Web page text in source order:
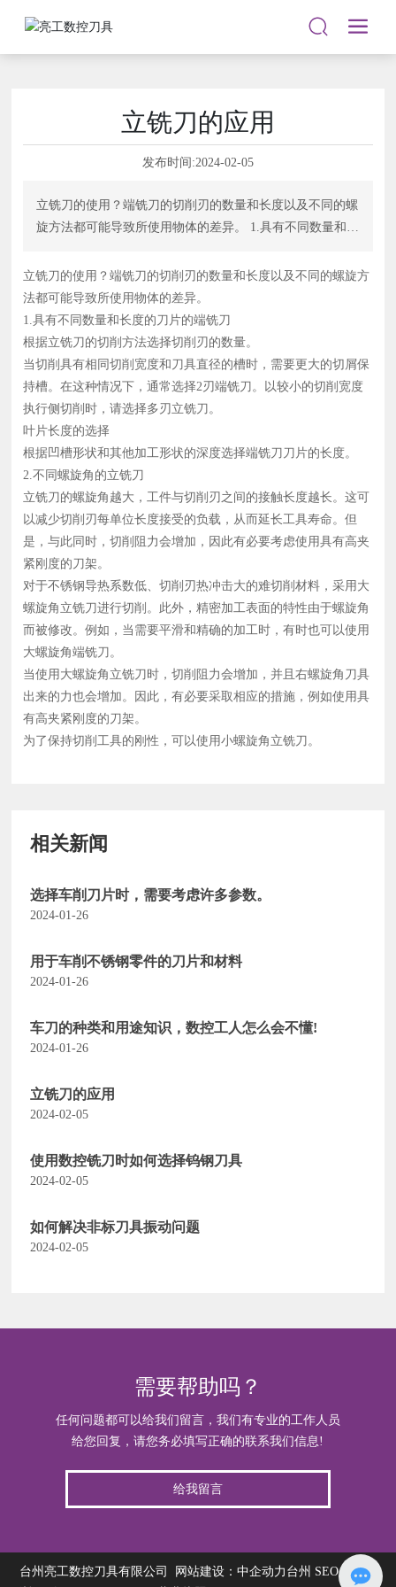
立铣刀的应用
发布时间:2024-02-05
立铣刀的使用？端铣刀的切削刃的数量和长度以及不同的螺
旋方法都可能导致所使用物体的差异。 1.具有不同数量和长
量。 当切削具有相同切削宽度和刀具直径的槽时，需要更
大的切屑保持槽。在这种情况下，通常选择2刃端铣刀。以
较小的切削宽度执行侧切削时，请选择多刃立铣刀。 叶片
长度的选择
立铣刀的使用？端铣刀的切削刃的数量和长度以及不同的螺旋方
法都可能导致所使用物体的差异。
1.具有不同数量和长度的刀片的端铣刀
根据立铣刀的切削方法选择切削刃的数量。
当切削具有相同切削宽度和刀具直径的槽时，需要更大的切屑保
持槽。在这种情况下，通常选择2刃端铣刀。以较小的切削宽度
执行侧切削时，请选择多刃立铣刀。
叶片长度的选择
根据凹槽形状和其他加工形状的深度选择端铣刀刀片的长度。
2.不同螺旋角的立铣刀
立铣刀的螺旋角越大，工件与切削刃之间的接触长度越长。这可
以减少切削刃每单位长度接受的负载，从而延长工具寿命。但
是，与此同时，切削阻力会增加，因此有必要考虑使用具有高夹
紧刚度的刀架。
对于不锈钢导热系数低、切削刃热冲击大的难切削材料，采用大
螺旋角立铣刀进行切削。此外，精密加工表面的特性由于螺旋角
而被修改。例如，当需要平滑和精确的加工时，有时也可以使用
大螺旋角端铣刀。
当使用大螺旋角立铣刀时，切削阻力会增加，并且右螺旋角刀具
出来的力也会增加。因此，有必要采取相应的措施，例如使用具
有高夹紧刚度的刀架。
为了保持切削工具的刚性，可以使用小螺旋角立铣刀。
相关新闻
选择车削刀片时，需要考虑许多参数。
2024-01-26
用于车削不锈钢零件的刀片和材料
2024-01-26
车刀的种类和用途知识，数控工人怎么会不懂!
2024-01-26
立铣刀的应用
2024-02-05
使用数控铣刀时如何选择钨钢刀具
2024-02-05
如何解决非标刀具振动问题
2024-02-05
需要帮助吗？
任何问题都可以给我们留言，我们有专业的工作人员
给您回复，请您务必填写正确的联系我们信息!
给我留言
台州亮工数控刀具有限公司 网站建设：中企动力 台州 SEO